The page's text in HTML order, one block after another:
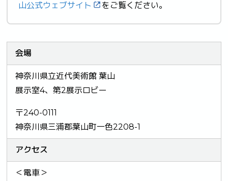
山公式ウェブサイト
をご覧ください。
会場
神奈川県立近代美術館 葉山
展示室4、第2展示ロビー
〒240-0111
神奈川県三浦郡葉山町一色2208-1
アクセス
＜電車＞